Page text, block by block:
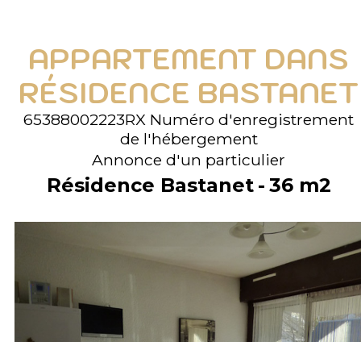
APPARTEMENT DANS
RÉSIDENCE BASTANET
65388002223RX Numéro d'enregistrement
de l'hébergement
Annonce d'un particulier
Résidence Bastanet 36 m2